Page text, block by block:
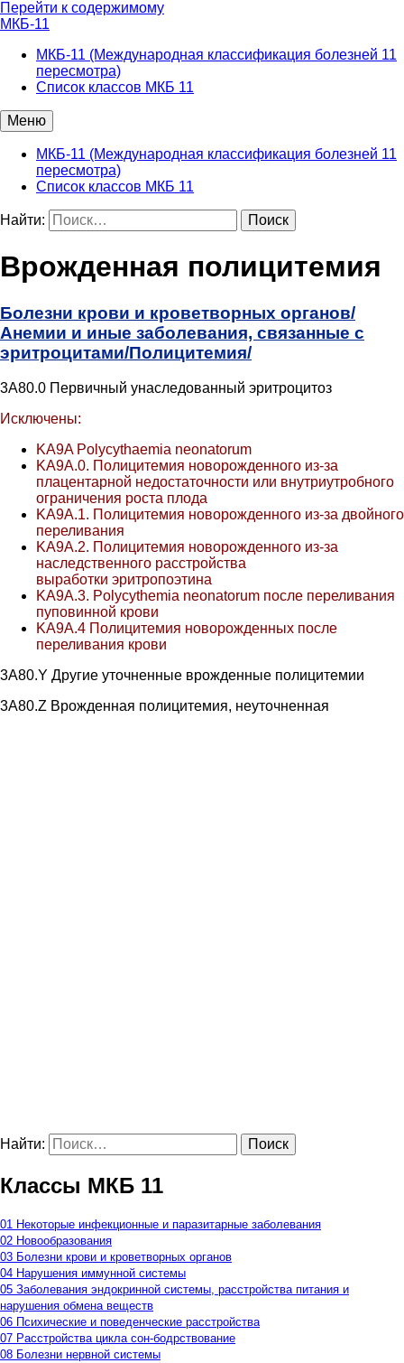
Перейти к содержимому
МКБ-11
МКБ-11 (Международная классификация болезней 11
пересмотра)
Список классов МКБ 11
Меню
МКБ-11 (Международная классификация болезней 11
пересмотра)
Список классов МКБ 11
Найти:
Врожденная полицитемия
Болезни крови и кроветворных органов/
Анемии и иные заболевания, связанные с
эритроцитами/Полицитемия/
3A80.0 Первичный унаследованный эритроцитоз
Исключены:
KA9A Polycythaemia neonatorum
KA9A.0. Полицитемия новорожденного из-за
плацентарной недостаточности или внутриутробного
ограничения роста плода
KA9A.1. Полицитемия новорожденного из-за двойного
переливания
KA9A.2. Полицитемия новорожденного из-за
наследственного расстройства
выработки эритропоэтина
KA9A.3. Polycythemia neonatorum после переливания
пуповинной крови
KA9A.4 Полицитемия новорожденных после
переливания крови
3A80.Y Другие уточненные врожденные полицитемии
3A80.Z Врожденная полицитемия, неуточненная
Найти:
Классы МКБ 11
01 Некоторые инфекционные и паразитарные заболевания
02 Новообразования
03 Болезни крови и кроветворных органов
04 Нарушения иммунной системы
05 Заболевания эндокринной системы, расстройства питания и
нарушения обмена веществ
06 Психические и поведенческие расстройства
07 Расстройства цикла сон-бодрствование
08 Болезни нервной системы